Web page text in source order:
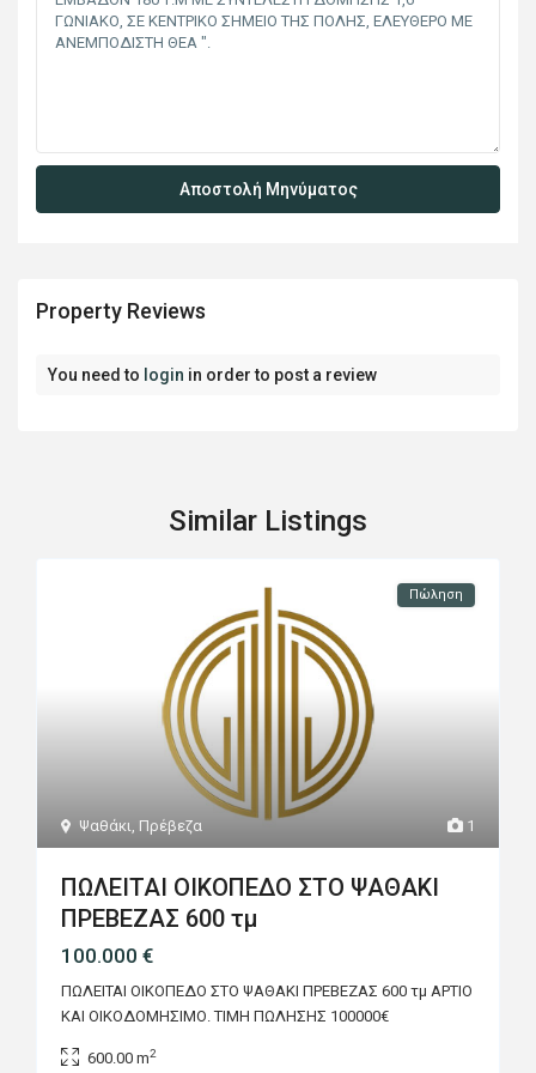
Property Reviews
You need to login in order to post a review
Similar Listings
1
Ψαθάκι, Πρέβεζα
Πώληση
ΠΩΛΕΙΤΑΙ ΟΙΚΟΠΕΔΟ ΣΤΟ ΨΑΘΑΚΙ
ΠΡΕΒΕΖΑΣ 600 τμ
100.000 €
ΠΩΛΕΙΤΑΙ ΟΙΚΟΠΕΔΟ ΣΤΟ ΨΑΘΑΚΙ ΠΡΕΒΕΖΑΣ 600 τμ ΑΡΤΙΟ
ΚΑΙ ΟΙΚΟΔΟΜΗΣΙΜΟ. ΤΙΜΗ ΠΩΛΗΣΗΣ 100000€
600.00 m2